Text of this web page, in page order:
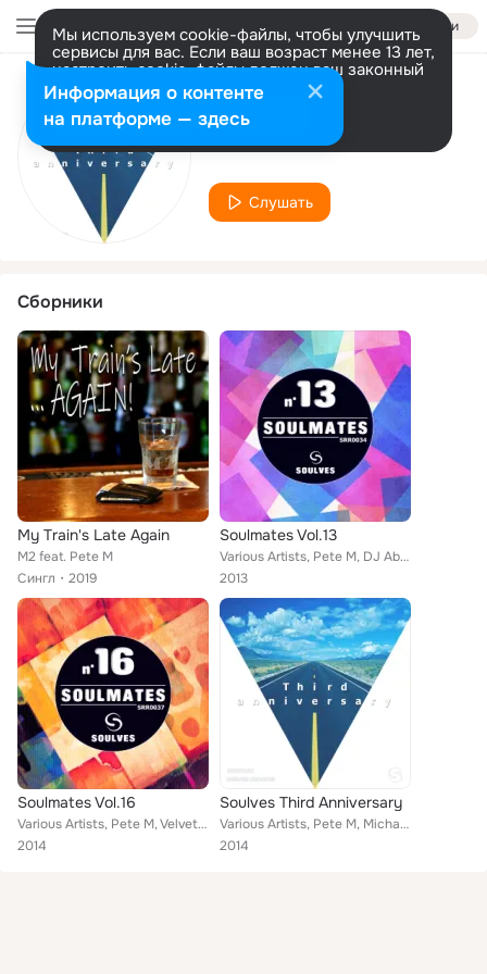
Войти
Мы используем cookie-файлы, чтобы улучшить
сервисы для вас. Если ваш возраст менее 13 лет,
настроить cookie-файлы должен ваш законный
представитель. Больше информации
Разрешить все Настроить
Исполнитель
Pete M
Слушать
Сборники
My Train's Late Again
M2 feat. Pete M
Сингл
2019
Soulmates Vol.13
Various Artists, Pete M, DJ Abeb, BeatBakers, Rizor, Alvee, Alexander Lorange Skrindo
2013
Soulmates Vol.16
Various Artists, Pete M, Velvet Mode, Marc Beedle, Breezier
2014
Soulves Third Anniversary
Various Artists, Pete M, Michael Standish, DJ Abeb, Velvet Mode, Velvet Oskar, BeatBakers, Stan Angelov, DJ Novak, Russian Nick,...
2014
Информация о контенте
на платформе — здесь